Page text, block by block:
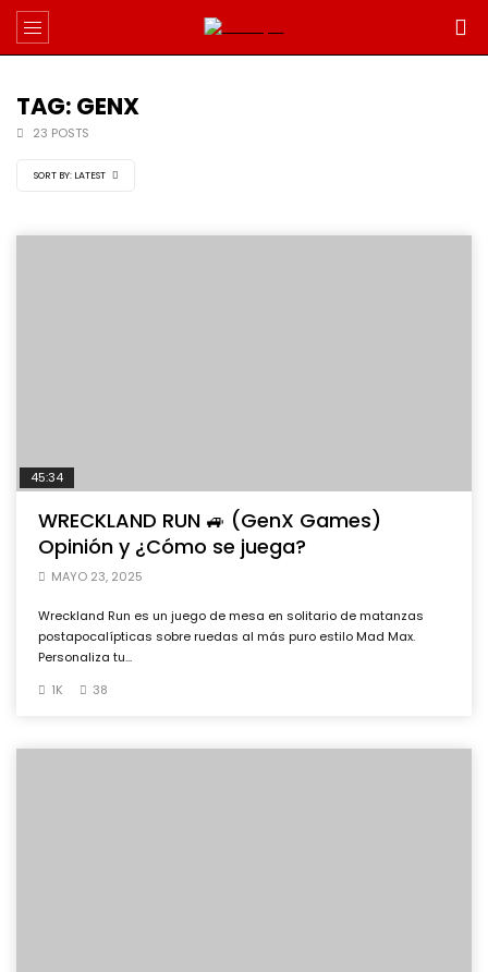
TAG: GENX
23 POSTS
SORT BY: LATEST
45:34
WRECKLAND RUN 🚙 (GenX Games)
Opinión y ¿Cómo se juega?
MAYO 23, 2025
Wreckland Run es un juego de mesa en solitario de matanzas
postapocalípticas sobre ruedas al más puro estilo Mad Max.
Personaliza tu...
1K
38